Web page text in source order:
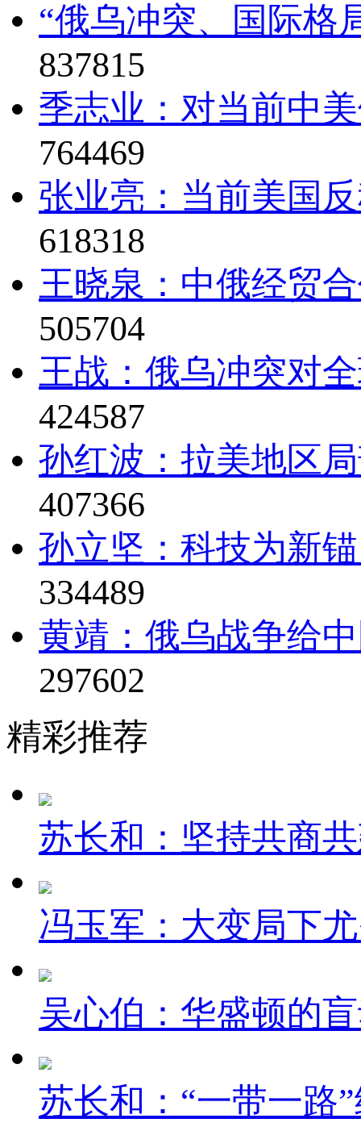
“俄乌冲突、国际格
837815
季志业：对当前中
764469
张业亮：当前美国
618318
王晓泉：中俄经贸
505704
王战：俄乌冲突对
424587
孙红波：拉美地区
407366
孙立坚：科技为新
334489
黄靖：俄乌战争给
297602
精彩推荐
苏长和：坚持共商
冯玉军：大变局下
吴心伯：华盛顿的
苏长和：“一带一路